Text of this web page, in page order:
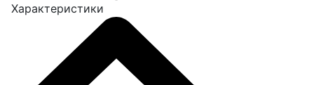
Характеристики